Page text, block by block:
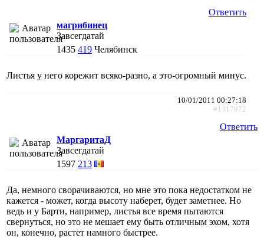
Ответить
магрибинец
Завсегдатай
1435 419 Челябинск
Листья у него корежит всяко-разно, а это-огромный минус.
10/01/2011 00:27:18
#1317872
Ответить
МаргаритаД
Завсегдатай
1597 213
Да, немного сворачиваются, но мне это пока недостатком не
кажется - может, когда высоту наберет, будет заметнее. Но
ведь и у Барти, например, листья все время пытаются
свернуться, но это не мешает ему быть отличным эхом, хотя
он, конечно, растет намного быстрее.